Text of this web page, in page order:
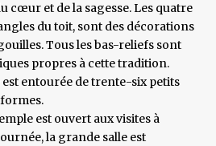
cœur et de la sagesse. Les quatre
du toit, sont des décorations
Tous les bas-reliefs sont
propres à cette tradition.
est entourée de trente-six petits
est ouvert aux visites à
la grande salle est